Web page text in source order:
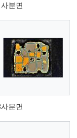
사분면
분면